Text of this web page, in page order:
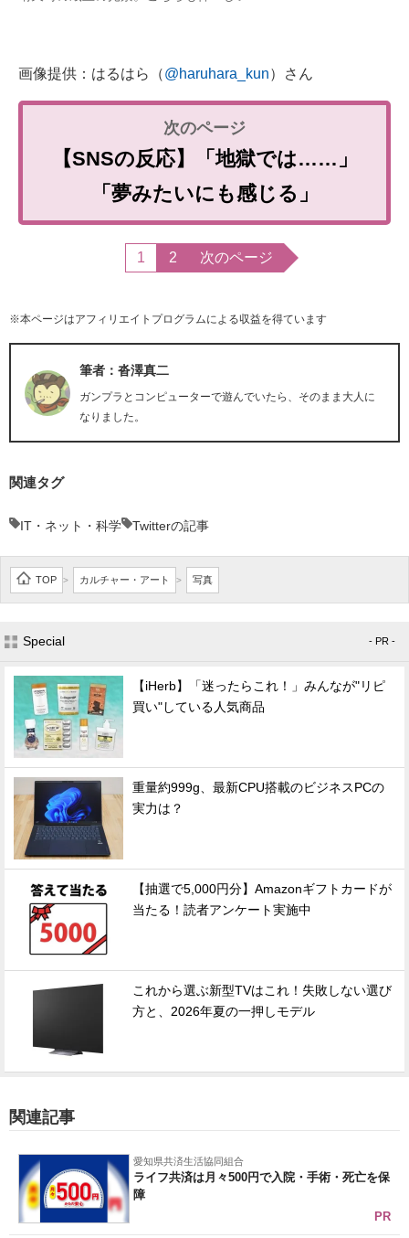
画像提供：はるはら（@haruhara_kun）さん
【SNSの反応】「地獄では……」
「夢みたいにも感じる」
1 2 次のページ
※本ページはアフィリエイトプログラムによる収益を得ています
筆者：沓澤真二
ガンプラとコンピューターで遊んでいたら、そのまま大人に
なりました。
関連タグ
IT・ネット・科学 Twitterの記事
TOP > カルチャー・アート > 写真
Special - PR -
【iHerb】「迷ったらこれ！」みんなが"リピ
買い"している人気商品
重量約999g、最新CPU搭載のビジネスPCの
実力は？
【抽選で5,000円分】Amazonギフトカードが
当たる！読者アンケート実施中
これから選ぶ新型TVはこれ！失敗しない選び
方と、2026年夏の一押しモデル
関連記事
愛知県共済生活協同組合
ライフ共済は月々500円で入院・手術・死亡を保
障
PR